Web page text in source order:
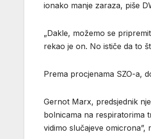
ionako manje zaraza, piše
„Dakle, možemo se
rekao je on. No ističe da to
Prema procjenama SZO-a,
Gernot Marx, predsjednik
bolnicama na respiratorima
vidimo slučajeve omicrona”,